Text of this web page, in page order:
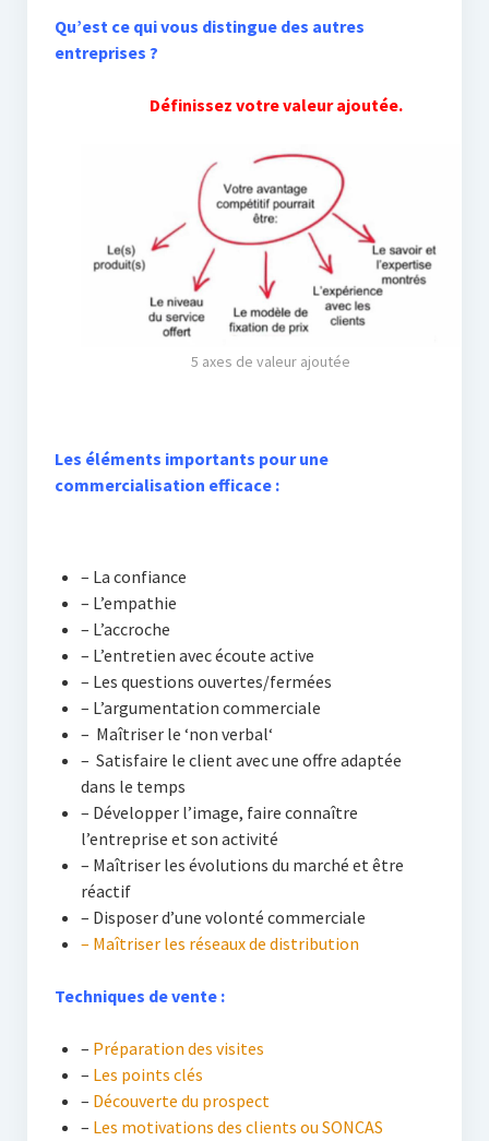
Qu’est ce qui vous distingue des autres
entreprises ?
Définissez votre valeur ajoutée.
5 axes de valeur ajoutée
Les éléments importants pour une
commercialisation efficace :
– La confiance
– L’empathie
– L’accroche
– L’entretien avec écoute active
– Les questions ouvertes/fermées
– L’argumentation commerciale
– Maîtriser le ‘non verbal‘
– Satisfaire le client avec une offre adaptée
dans le temps
– Développer l’image, faire connaître
l’entreprise et son activité
– Maîtriser les évolutions du marché et être
réactif
– Disposer d’une volonté commerciale
– Maîtriser les réseaux de distribution
Techniques de vente :
– Préparation des visites
– Les points clés
– Découverte du prospect
– Les motivations des clients ou SONCAS